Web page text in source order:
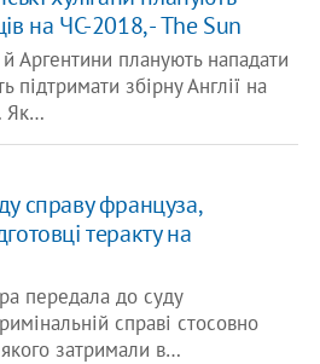
на ЧС-2018, - The Sun
Аргентини планують нападати
підтримати збірну Англії на
Як…
справу француза,
теракту на
передала до суду
справі стосовно
затримали в…